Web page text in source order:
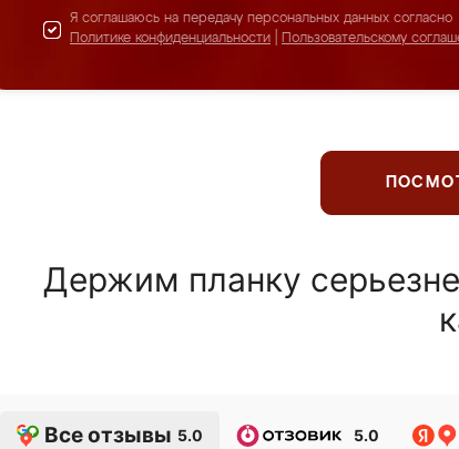
Я соглашаюсь на передачу персональных данных согласно
Политике конфиденциальности
Пользовательскому
Держим планку
Все отзывы 5.0 5.0